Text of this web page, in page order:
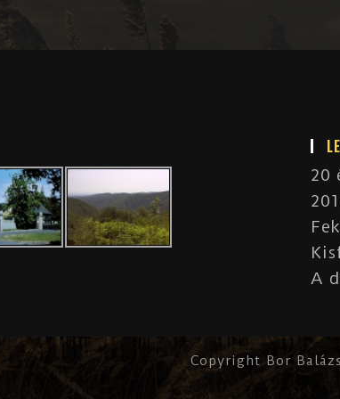
20
A
Copyright Bor